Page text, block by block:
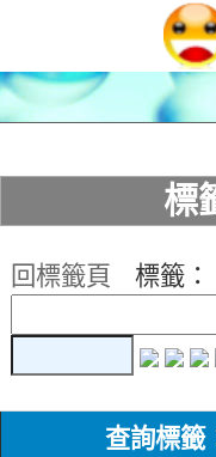
標
回標籤頁
標籤：
查詢標籤